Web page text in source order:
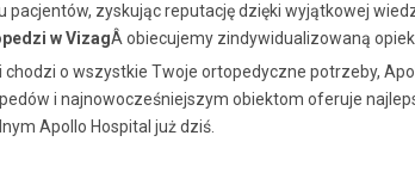
pacjentów, zyskując reputację dzięki wyjątkowej
w VizagÂ obiecujemy zindywidualizowaną
chodzi o wszystkie Twoje ortopedyczne potrzeby,
i najnowocześniejszym obiektom oferuje
Apollo Hospital już dziś.